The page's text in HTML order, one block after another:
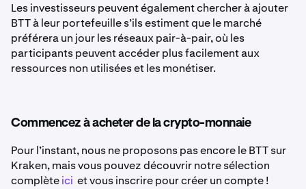
Les investisseurs peuvent également chercher à ajouter
BTT à leur portefeuille s’ils estiment que le marché
préférera un jour les réseaux pair-à-pair, où les
participants peuvent accéder plus facilement aux
ressources non utilisées et les monétiser.
Commencez à acheter de la crypto-monnaie
Pour l’instant, nous ne proposons pas encore le BTT sur
Kraken, mais vous pouvez découvrir notre sélection
complèteici et vous inscrire pour créer un compte !